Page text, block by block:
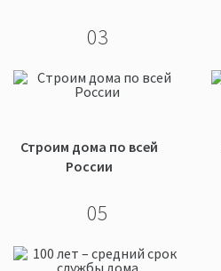
03
Строим дома по всей
России
05